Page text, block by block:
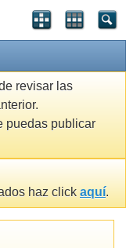
revisar las
puedas publicar
haz click aquí.